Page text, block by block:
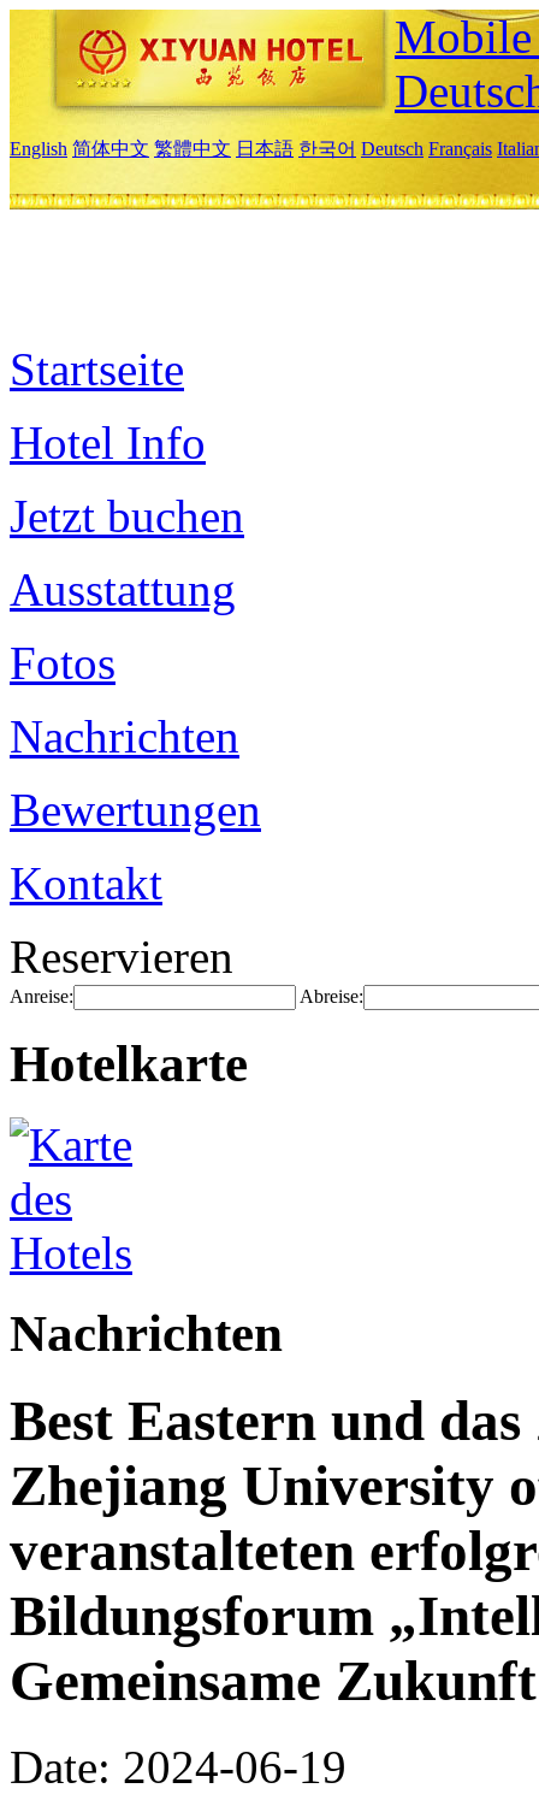
English 简体中文 繁體中文 日本語 한국어 Deutsch Français
Startseite
Hotel Info
Jetzt buchen
Ausstattung
Fotos
Nachrichten
Bewertungen
Kontakt
Reservieren
Anreise: Abreise:
Hotelkarte
Nachrichten
Best Eastern und
Zhejiang University
veranstalteten
Bildungsforum
Gemeinsame
Date: 2024-06-19